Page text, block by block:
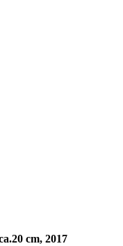
cm, 2017